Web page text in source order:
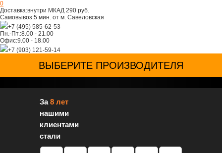
0
Доставка:внутри МКАД 290 руб.
Самовывоз:5 мин. от м. Савеловская
+7 (495) 585-62-53
Пн.-Пт.:8.00 - 21.00
Офис:9.00 - 18.00
+7 (903) 121-59-14
ВЫБЕРИТЕ ПРОИЗВОДИТЕЛЯ
За8 лет
нашими
клиентами
стали